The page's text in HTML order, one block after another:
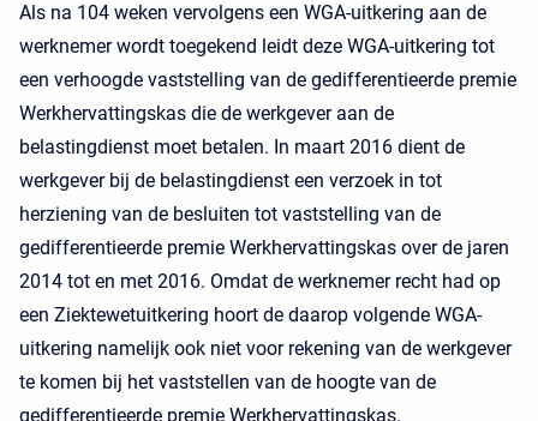
Als na 104 weken vervolgens een WGA-uitkering aan de
werknemer wordt toegekend leidt deze WGA-uitkering tot
een verhoogde vaststelling van de gedifferentieerde premie
Werkhervattingskas die de werkgever aan de
belastingdienst moet betalen. In maart 2016 dient de
werkgever bij de belastingdienst een verzoek in tot
herziening van de besluiten tot vaststelling van de
gedifferentieerde premie Werkhervattingskas over de jaren
2014 tot en met 2016. Omdat de werknemer recht had op
een Ziektewetuitkering hoort de daarop volgende WGA-
uitkering namelijk ook niet voor rekening van de werkgever
te komen bij het vaststellen van de hoogte van de
gedifferentieerde premie Werkhervattingskas.